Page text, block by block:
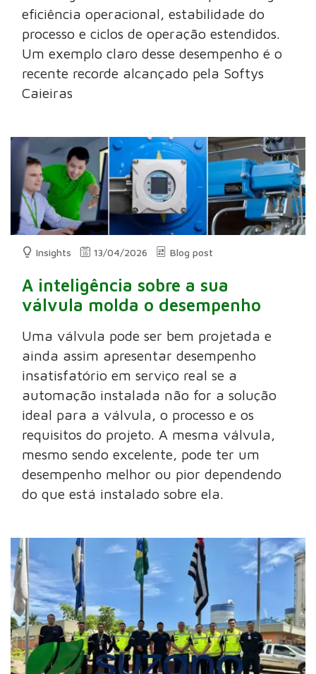
eficiência operacional, estabilidade do
processo e ciclos de operação estendidos.
Um exemplo claro desse desempenho é o
recente recorde alcançado pela Softys
Caieiras
Insights 13/04/2026 Blog post
A inteligência sobre a sua
válvula molda o desempenho
Uma válvula pode ser bem projetada e
ainda assim apresentar desempenho
insatisfatório em serviço real se a
automação instalada não for a solução
ideal para a válvula, o processo e os
requisitos do projeto. A mesma válvula,
mesmo sendo excelente, pode ter um
desempenho melhor ou pior dependendo
do que está instalado sobre ela.